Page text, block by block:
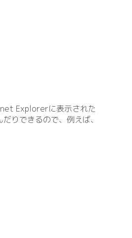
Explorerに表示された
りできるので、例えば、